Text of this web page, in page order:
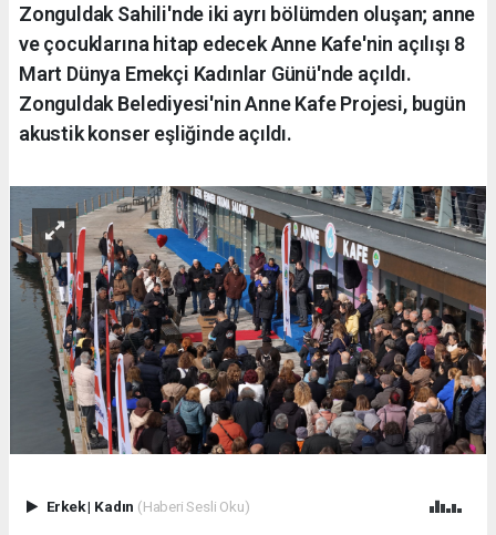
Zonguldak Sahili'nde iki ayrı bölümden oluşan; anne
ve çocuklarına hitap edecek Anne Kafe'nin açılışı 8
Mart Dünya Emekçi Kadınlar Günü'nde açıldı.
Zonguldak Belediyesi'nin Anne Kafe Projesi, bugün
akustik konser eşliğinde açıldı.
Erkek| Kadın (Haberi Sesli Oku)